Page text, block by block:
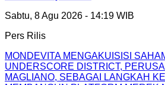
Sabtu, 8 Agu 2026 - 14:19 WIB
Pers Rilis
MONDEVITA MENGAKUISISI
UNDERSCORE DISTRICT,
MAGLIANO, SEBAGAI LANGKAH